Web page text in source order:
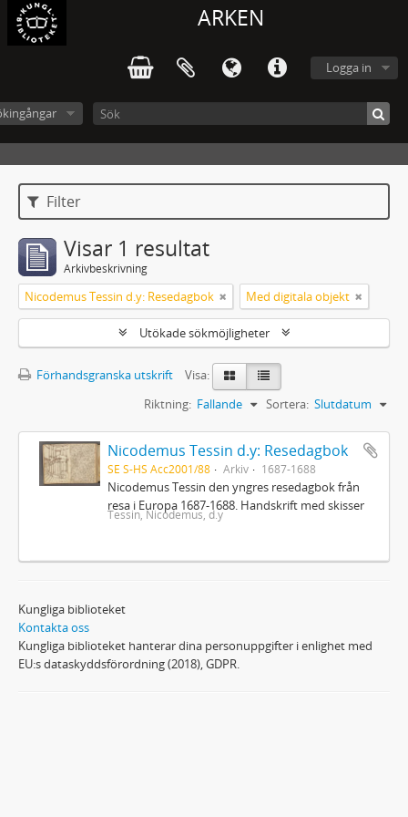
ARKEN
Logga in
Filter
Visar 1 resultat
Arkivbeskrivning
Nicodemus Tessin d.y: Resedagbok Med digitala objekt
Utökade sökmöjligheter
Förhandsgranska utskrift
Visa:
Sortera: Slutdatum
Riktning: Fallande
Nicodemus Tessin d.y: Resedagbok
SE S-HS Acc2001/88 Arkiv 1687-1688
Nicodemus Tessin den yngres resedagbok från
resa i Europa 1687-1688. Handskrift med skisser
Tessin, Nicodemus, d.y
Kungliga biblioteket
Kontakta oss
Kungliga biblioteket hanterar dina personuppgifter i enlighet med
EU:s dataskyddsförordning (2018), GDPR.